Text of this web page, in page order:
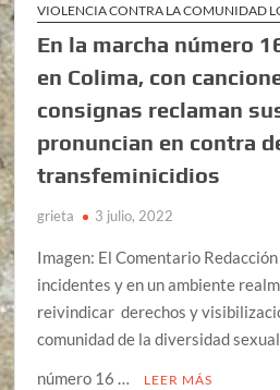
VIOLENCIA CONTRA LA COMUNIDAD
En la marcha número
en Colima, con
consignas reclaman
pronuncian en contra
transfeminicidios
grieta 3 julio, 2022
Imagen: El Comentario
incidentes y en un ambiente
reivindicar derechos y
comunidad de la diversidad
número 16 …
LEER MÁS